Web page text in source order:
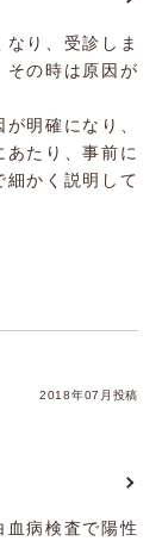
り、受診しま
その時は原因が
明確になり、
たり、事前に
かく説明して
2018年07月投稿
血病検査で陽性